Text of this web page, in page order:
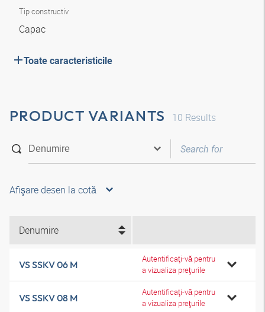
Tip constructiv
Capac
Toate caracteristicile
PRODUCT VARIANTS 10 Results
Afişare desen la cotă
Denumire
VS SSKV 06 M
Autentificaţi-vă pentru
a vizualiza preţurile
VS SSKV 08 M
Autentificaţi-vă pentru
a vizualiza preţurile